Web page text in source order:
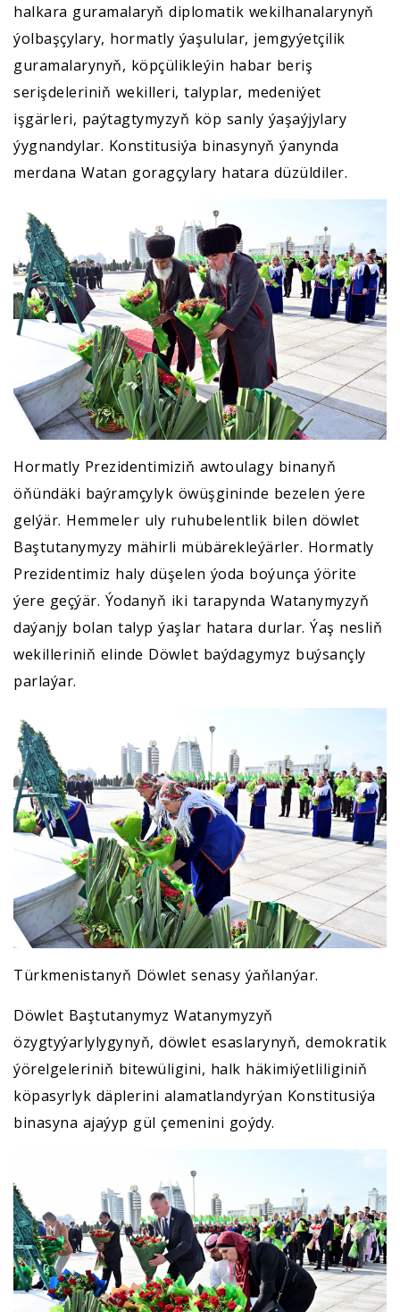
halkara guramalaryň diplomatik wekilhanalarynyň
ýolbaşçylary, hormatly ýaşulular, jemgyýetçilik
guramalarynyň, köpçülikleýin habar beriş
serişdeleriniň wekilleri, talyplar, medeniýet
işgärleri, paýtagtymyzyň köp sanly ýaşaýjylary
ýygnandylar. Konstitusiýa binasynyň ýanynda
merdana Watan goragçylary hatara düzüldiler.
Hormatly Prezidentimiziň awtoulagy binanyň
öňündäki baýramçylyk öwüşgininde bezelen ýere
gelýär. Hemmeler uly ruhubelentlik bilen döwlet
Baştutanymyzy mähirli mübärekleýärler. Hormatly
Prezidentimiz haly düşelen ýoda boýunça ýörite
ýere geçýär. Ýodanyň iki tarapynda Watanymyzyň
daýanjy bolan talyp ýaşlar hatara durlar. Ýaş nesliň
wekilleriniň elinde Döwlet baýdagymyz buýsançly
parlaýar.
Türkmenistanyň Döwlet senasy ýaňlanýar.
Döwlet Baştutanymyz Watanymyzyň
özygtyýarlylygynyň, döwlet esaslarynyň, demokratik
ýörelgeleriniň bitewüligini, halk häkimiýetliliginiň
köpasyrlyk däplerini alamatlandyrýan Konstitusiýa
binasyna ajaýyp gül çemenini goýdy.